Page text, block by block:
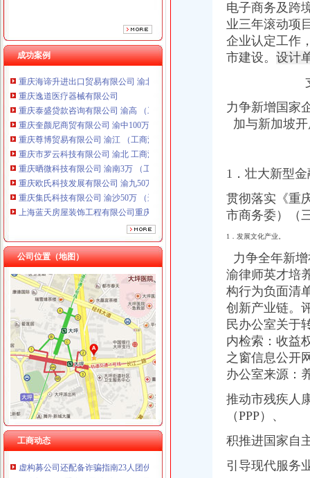
成功案例
重庆海谛升进出口贸易有限公司 渝北100万 （进出口权）
重庆泰盛贷款咨询有限公司 渝高 （工商注册）
重庆奎颜尼商贸有限公司 渝中100万 （工商注册）
重庆尊博贸易有限公司 渝江 （工商注册）
重庆市罗云科技有限公司 渝北 工商注册
重庆晒微科技有限公司 渝南3万 （工商注册）
重庆欧氏科技发展有限公司 渝九50万 （进出口权）
重庆集氏科技有限公司 渝沙50万 （进出口权）
上海蓝天房屋装饰工程有限公司重庆分公司 渝北 （工商注册）
重庆华康假肢矫形有限公司 渝中120万 （增资）
重庆海谛升进出口贸易有限公司 渝北100万 （进出口权）
重庆泰盛贷款咨询有限公司 渝高 （工商注册）
重庆奎颜尼商贸有限公司 渝中100万 （工商注册）
重庆尊博贸易有限公司 渝江 （工商注册）
重庆市罗云科技有限公司 渝北 工商注册
重庆晒微科技有限公司 渝南3万 （工商注册）
重庆欧氏科技发展有限公司 渝九50万 （进出口权）
重庆集氏科技有限公司 渝沙50万 （进出口权）
上海蓝天房屋装饰工程有限公司重庆分公司 渝北 （工商注册）
重庆华康假肢矫形有限公司 渝中120万 （增资）
公司位置（地图）
工商动态
渝中区公司注销流程
可上门签约_重庆公司注册_代办公司_代理工商注册登记_分公司_个体
云报拍卖公告登报办理流程及费用
重庆招聘会计助理_重庆国诚财税咨询有限公司招聘-汇博网
www.cqdengbao.com-网站综合查询|重庆登报重庆报社登报重庆时报
重庆微型企业办理相关标准和办理流程-公司注册-重庆工商代办公司_
【招商运营主管招聘】重庆鑫诺尔文化播有限公司新招聘信息-
重庆市万州区人民办公室关于转发重庆市2017年推进战略新兴服
信用卡销户的正确程序是什么-慧择保险网
桐君阁_重庆桐君阁股份有限公司2002年年度报告
重庆市渝中区人力资源和社会保障局
虚构募公司还配备诈骗指南23人团伙骗809万_新浪重庆新闻_新浪重
可上门签约_重庆公司注册_代办公司_代理工商注册登记_分公司_个体
【重庆招聘】新重庆招聘信息_重庆招聘网_联英人才网
电子商务及跨
业三年滚动项
企业认定工作
市建设。 设计
力争新增国家
加与新加坡
1．壮大新型
贯彻落实《重
市商务委）（
1．发展文化产业。
力争全年新
渝律师英才培
构行为负面清
创新产业链。
民办公室关于
内检索：收益
之窗信息公开
办公室来源：
推动市残疾人
（PPP）、
积推进国家自
引导现代服务